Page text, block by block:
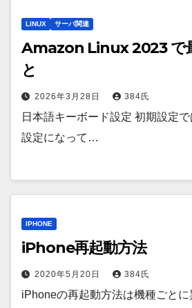
LINUX サーバ関連
Amazon Linux 2023 で
と
2026年3月28日 384氏
日本語キーボード設定 初期設定
設定になって…
IPHONE
iPhone再起動方法
2020年5月20日 384氏
iPhoneの再起動方法は機種ごとに